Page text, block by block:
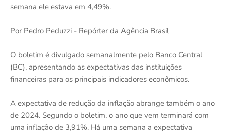
semana ele estava em 4,49%.
Por Pedro Peduzzi - Repórter da Agência Brasil
O boletim é divulgado semanalmente pelo Banco Central
(BC), apresentando as expectativas das instituições
financeiras para os principais indicadores econômicos.
A expectativa de redução da inflação abrange também o ano
de 2024. Segundo o boletim, o ano que vem terminará com
uma inflação de 3,91%. Há uma semana a expectativa